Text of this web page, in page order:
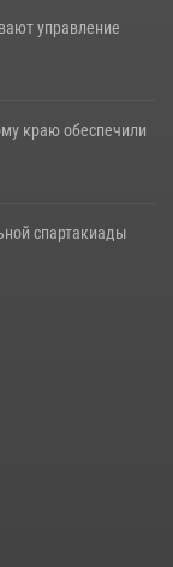
управление
краю обеспечили
спартакиады